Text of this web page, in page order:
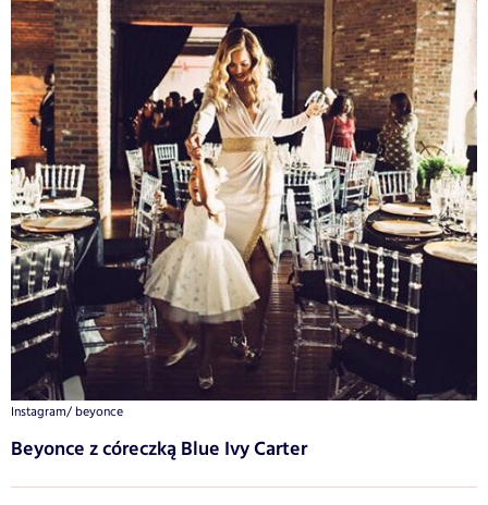
Instagram/ beyonce
Beyonce z córeczką Blue Ivy Carter